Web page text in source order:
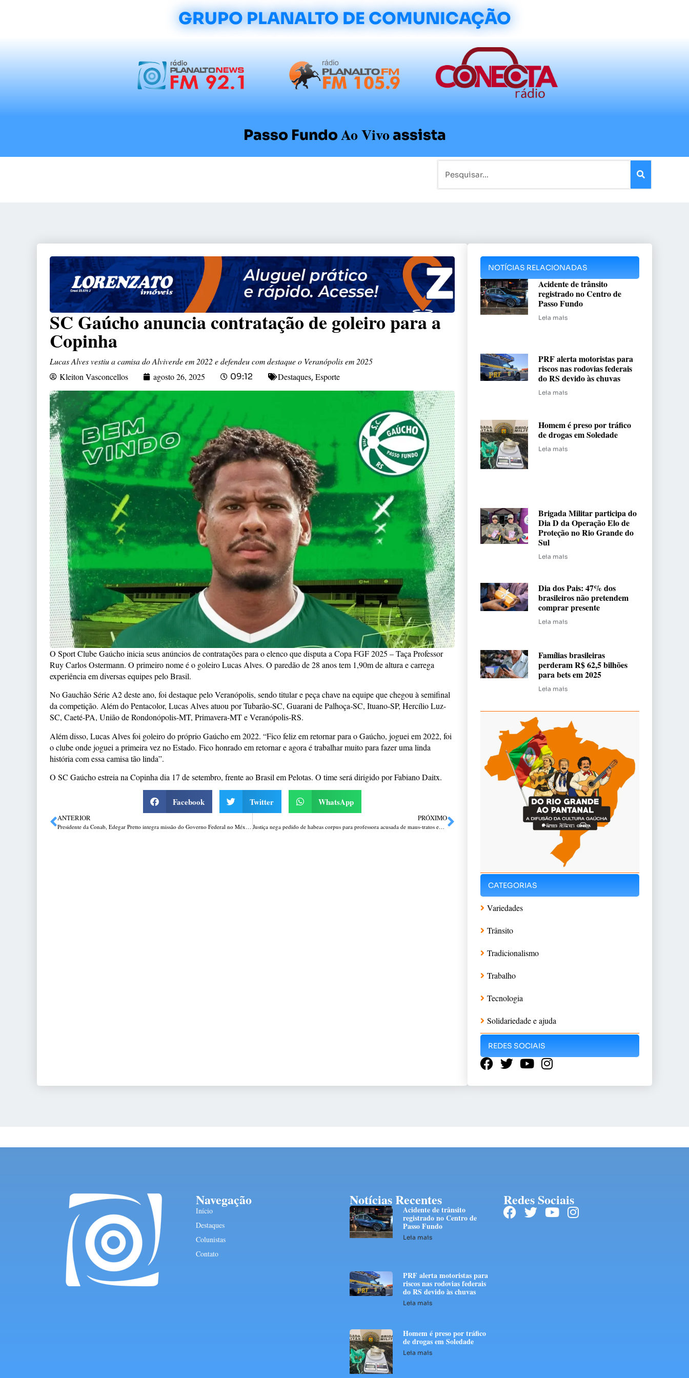
GRUPO PLANALTO DE COMUNICAÇÃO
Passo FundoAo Vivoassista
SC Gaúcho anuncia contratação de goleiro para a
Copinha
Lucas Alves vestiu a camisa do Alviverde em 2022 e defendeu com destaque o Veranópolis em 2025
Kleiton Vasconcellos
agosto 26, 2025 09:12 Destaques, Esporte
O Sport Clube Gaúcho inicia seus anúncios de contratações para o elenco que disputa a Copa FGF 2025 – Taça Professor
Ruy Carlos Ostermann. O primeiro nome é o goleiro Lucas Alves. O paredão de 28 anos tem 1,90m de altura e carrega
experiência em diversas equipes pelo Brasil.
No Gauchão Série A2 deste ano, foi destaque pelo Veranópolis, sendo titular e peça chave na equipe que chegou à semifinal
da competição. Além do Pentacolor, Lucas Alves atuou por Tubarão-SC, Guarani de Palhoça-SC, Ituano-SP, Hercílio Luz-
SC, Caeté-PA, União de Rondonópolis-MT, Primavera-MT e Veranópolis-RS.
Além disso, Lucas Alves foi goleiro do próprio Gaúcho em 2022. “Fico feliz em retornar para o Gaúcho, joguei em 2022, foi
o clube onde joguei a primeira vez no Estado. Fico honrado em retornar e agora é trabalhar muito para fazer uma linda
história com essa camisa tão linda”.
O SC Gaúcho estreia na Copinha dia 17 de setembro, frente ao Brasil em Pelotas. O time será dirigido por Fabiano Daitx.
Facebook Twitter WhatsApp
ANTERIOR
Presidente da Conab, Edegar Pretto integra missão do Governo Federal no México
PRÓXIMO
Justiça nega pedido de habeas corpus para professora acusada de maus-tratos em Caxias do Sul
NOTÍCIAS RELACIONADAS
Acidente de trânsito
registrado no Centro de
Passo Fundo
Leia mais
PRF alerta motoristas para
riscos nas rodovias federais
do RS devido às chuvas
Leia mais
Homem é preso por tráfico
de drogas em Soledade
Leia mais
Brigada Militar participa do
Dia D da Operação Elo de
Proteção no Rio Grande do
Sul
Leia mais
Dia dos Pais: 47% dos
brasileiros não pretendem
comprar presente
Leia mais
Famílias brasileiras
perderam R$ 62,5 bilhões
para bets em 2025
Leia mais
CATEGORIAS
Variedades
Trânsito
Tradicionalismo
Trabalho
Tecnologia
Solidariedade e ajuda
REDES SOCIAIS
Navegação
Início
Destaques
Colunistas
Contato
Notícias Recentes
Acidente de trânsito
registrado no Centro de
Passo Fundo
Leia mais
PRF alerta motoristas para
riscos nas rodovias federais
do RS devido às chuvas
Leia mais
Homem é preso por tráfico
de drogas em Soledade
Leia mais
Redes Sociais